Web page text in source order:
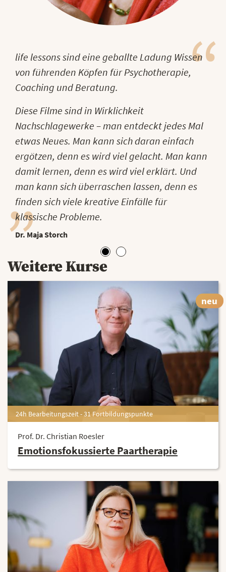
life lessons sind eine geballte Ladung Wissen
von führenden Köpfen für Psychotherapie,
Coaching und Beratung.
Diese Filme sind in Wirklichkeit
Nachschlagewerke – man entdeckt jedes Mal
etwas Neues. Man kann sich daran einfach
ergötzen, denn es wird viel gelacht. Man kann
damit lernen, denn es wird viel erklärt. Und
man kann sich überraschen lassen, denn es
finden sich viele kreative Einfälle für
klassische Probleme.
Dr. Maja Storch
Next
Weitere Kurse
neu
24h Bearbeitungszeit - 31 Fortbildungspunkte
Prof. Dr. Christian Roesler
Emotionsfokussierte Paartherapie